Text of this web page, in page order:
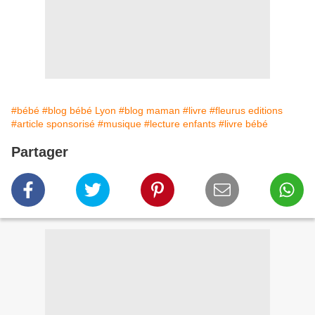
#bébé #blog bébé Lyon #blog maman #livre #fleurus editions
#article sponsorisé #musique #lecture enfants #livre bébé
Partager